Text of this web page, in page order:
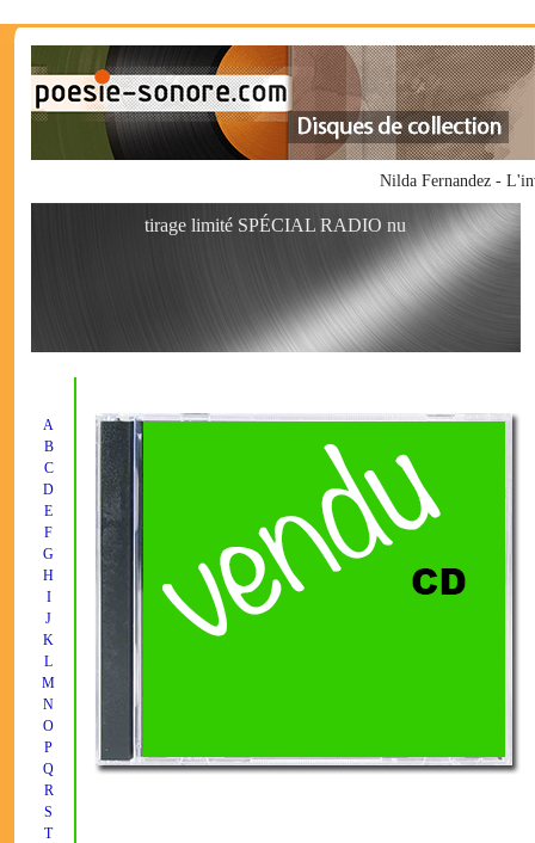
Nilda Fernandez -
tirage limité SPÉCIAL RADIO nu
A
B
C
D
E
F
G
H
I
J
K
L
M
N
O
P
Q
R
S
T